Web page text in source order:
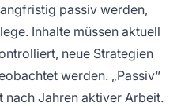
passiv werden,
Inhalte müssen aktuell
neue Strategien
werden. „Passiv“
nach Jahren aktiver Arbeit.